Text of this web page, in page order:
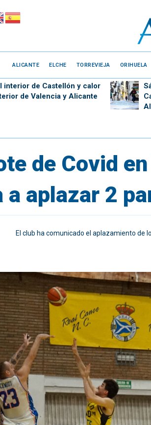
ALICANTE ELCHE TORREVIEJA ORIHUELA
interior de Castellón y calor
de Valencia y Alicante
de Covid
a aplazar 2
El club ha comunicado el aplazamiento de